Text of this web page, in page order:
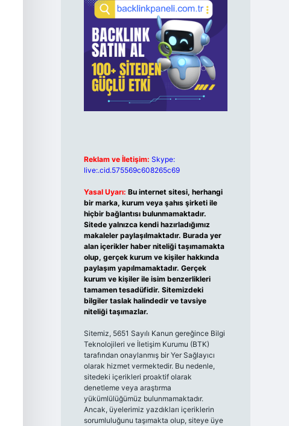
Reklam ve İletişim: Skype:
live:.cid.575569c608265c69
Yasal Uyarı: Bu internet sitesi, herhangi
bir marka, kurum veya şahıs şirketi ile
hiçbir bağlantısı bulunmamaktadır.
Sitede yalnızca kendi hazırladığımız
makaleler paylaşılmaktadır. Burada yer
alan içerikler haber niteliği taşımamakta
olup, gerçek kurum ve kişiler hakkında
paylaşım yapılmamaktadır. Gerçek
kurum ve kişiler ile isim benzerlikleri
tamamen tesadüfidir. Sitemizdeki
bilgiler taslak halindedir ve tavsiye
niteliği taşımazlar.
Sitemiz, 5651 Sayılı Kanun gereğince Bilgi
Teknolojileri ve İletişim Kurumu (BTK)
tarafından onaylanmış bir Yer Sağlayıcı
olarak hizmet vermektedir. Bu nedenle,
sitedeki içerikleri proaktif olarak
denetleme veya araştırma
yükümlülüğümüz bulunmamaktadır.
Ancak, üyelerimiz yazdıkları içeriklerin
sorumluluğunu taşımakta olup, siteye üye